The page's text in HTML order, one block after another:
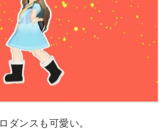
ダンスも可愛い。